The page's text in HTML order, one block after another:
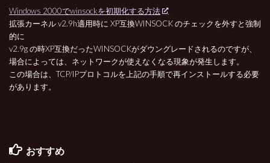
Windows 2000でwinsockを初期化する方法
拡張カーネル v2.9h適用時に XP互換WINSOCK のチェックを外すと強制
的に
v2.9g の時XP互換だったWINSOCKがダウングレードされるのですが、
場合によっては、ネットワークが使えなくなる現象が発生します。
この場合は、TCP/IPプロトコルを上記の手順で再インストールする必要
があります。
おすすめ